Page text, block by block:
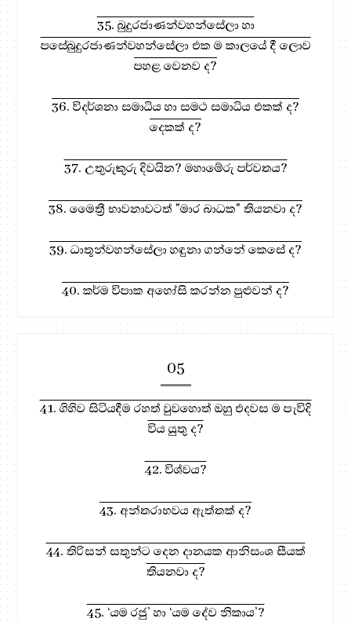
35. බුදුරජාණන්වහන්සේලා හා
පසේබුදුරජාණන්වහන්සේලා එක ම කාලයේ දී ලොව
පහළ වෙනව ද?
36. විදර්ශනා සමාධිය හා සමථ සමාධිය එකක් ද?
දෙකක් ද?
37. උතුරුකුරු දිවයින? මහාමේරු පර්වතය?
38. මෛත්‍රී භාවනාවටත් "මාර බාධක" තියනවා ද?
39. ධාතූන්වහන්සේලා හඳුනා ගන්නේ කෙසේ ද?
40. කර්ම විපාක අහෝසි කරන්න පුළුවන් ද?
05
41. ගිහිව සිටියදීම රහත් වුවහොත් ඔහු එදවස ම පැවිදි
විය යුතු ද?
42. විශ්වය?
43. අන්තරාභවය ඇත්තක් ද?
44. තිරිසන් සතුන්ට දෙන දානයක ආනිසංශ සීයක්
තියනවා ද?
45. ‘යම රජු’ හා ‘යම දේව නිකාය’?